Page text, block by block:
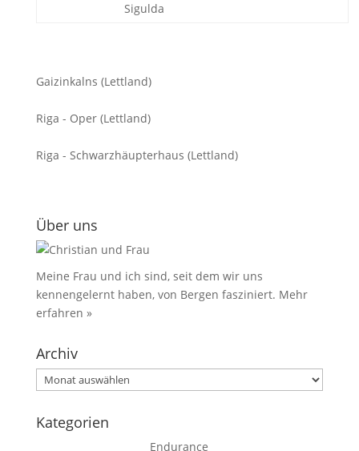
Sigulda
Gaizinkalns (Lettland)
Riga - Oper (Lettland)
Riga - Schwarzhäupterhaus (Lettland)
Über uns
Meine Frau und ich sind, seit dem wir uns
kennengelernt haben, von Bergen fasziniert. Mehr
erfahren »
Archiv
Archiv
Kategorien
Endurance